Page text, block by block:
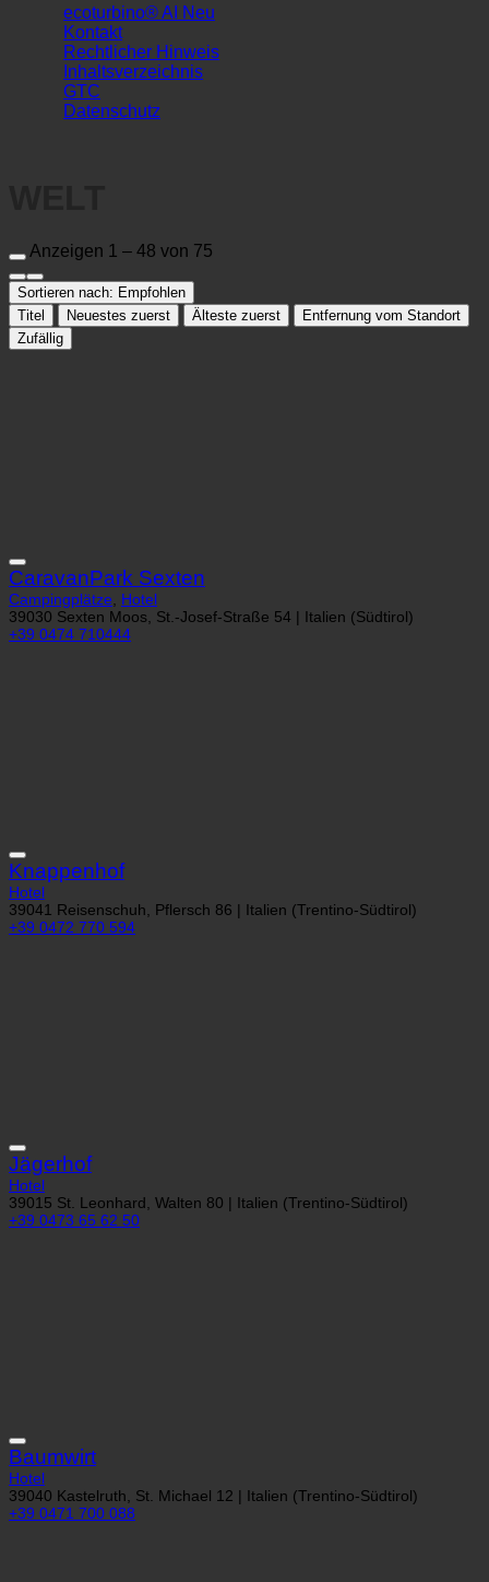
ecoturbino® AI
Kontakt
Rechtlicher Hinweis
Inhaltsverzeichnis
GTC
Datenschutz
Anzeigen 1 – 48 von 75
Sortieren nach: Empfohlen
Titel
Neuestes zuerst Älteste zuerst
Entfernung vom Standort
Zufällig
CaravanPark Sexten
Campingplätze, Hotel
39030 Sexten Moos, St.-Josef-Straße 54 | Italien (Südtirol)
+39 0474 710444
Knappenhof
Hotel
39041 Reisenschuh, Pflersch 86 | Italien (Trentino-Südtirol)
+39 0472 770 594
Jägerhof
Hotel
39015 St. Leonhard, Walten 80 | Italien (Trentino-Südtirol)
+39 0473 65 62 50
Baumwirt
Hotel
39040 Kastelruth, St. Michael 12 | Italien (Trentino-Südtirol)
+39 0471 700 088